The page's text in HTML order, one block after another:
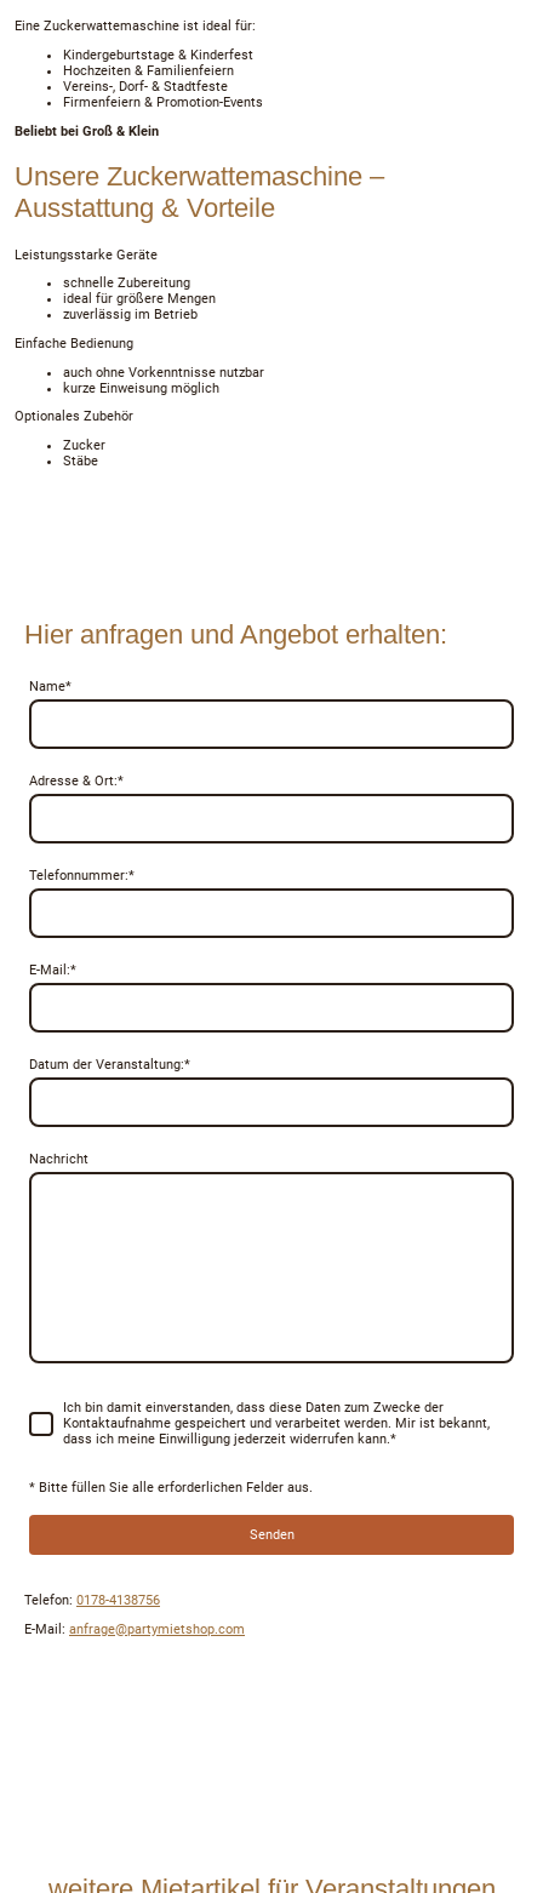
Eine Zuckerwattemaschine ist ideal für:
Kindergeburtstage & Kinderfest
Hochzeiten & Familienfeiern
Vereins-, Dorf- & Stadtfeste
Firmenfeiern & Promotion-Events
Beliebt bei Groß & Klein
Unsere Zuckerwattemaschine –
Ausstattung & Vorteile
Leistungsstarke Geräte
schnelle Zubereitung
ideal für größere Mengen
zuverlässig im Betrieb
Einfache Bedienung
auch ohne Vorkenntnisse nutzbar
kurze Einweisung möglich
Optionales Zubehör
Zucker
Stäbe
Hier anfragen und Angebot erhalten:
Name*
Adresse & Ort:*
Telefonnummer:*
E-Mail:*
Datum der Veranstaltung:*
Nachricht
Ich bin damit einverstanden, dass diese Daten zum Zwecke der
Kontaktaufnahme gespeichert und verarbeitet werden. Mir ist bekannt,
dass ich meine Einwilligung jederzeit widerrufen kann.*
* Bitte füllen Sie alle erforderlichen Felder aus.
Senden
Telefon: 0178-4138756
E-Mail: anfrage@partymietshop.com